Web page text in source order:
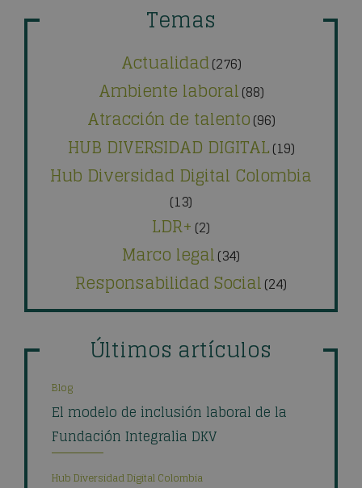
Temas
Actualidad(276)
Ambiente laboral(88)
Atracción de talento(96)
HUB DIVERSIDAD DIGITAL(19)
Hub Diversidad Digital Colombia
(13)
LDR+ (2)
Marco legal(34)
Responsabilidad Social(24)
Últimos artículos
Blog
El modelo de inclusión laboral de la
Fundación Integralia DKV
Hub Diversidad Digital Colombia